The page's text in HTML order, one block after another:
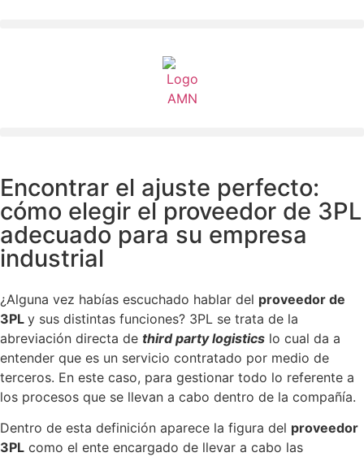
Encontrar el ajuste perfecto:
cómo elegir el proveedor de 3PL
adecuado para su empresa
industrial
¿Alguna vez habías escuchado hablar del proveedor de
3PL y sus distintas funciones? 3PL se trata de la
abreviación directa de third party logistics lo cual da a
entender que es un servicio contratado por medio de
terceros. En este caso, para gestionar todo lo referente a
los procesos que se llevan a cabo dentro de la compañía.
Dentro de esta definición aparece la figura del proveedor
3PL como el ente encargado de llevar a cabo las